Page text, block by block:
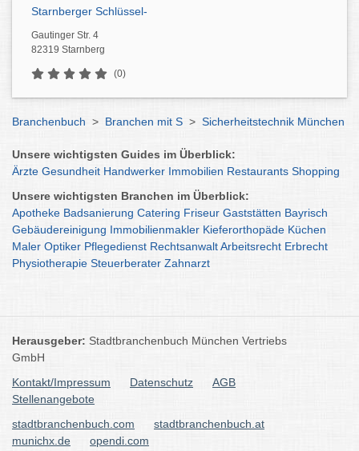
Starnberger Schlüssel-
Gautinger Str. 4
82319 Starnberg
(0)
Branchenbuch > Branchen mit S > Sicherheitstechnik München
Unsere wichtigsten Guides im Überblick:
Ärzte Gesundheit Handwerker Immobilien Restaurants Shopping
Unsere wichtigsten Branchen im Überblick:
Apotheke Badsanierung Catering Friseur Gaststätten Bayrisch
Gebäudereinigung Immobilienmakler Kieferorthopäde Küchen
Maler Optiker Pflegedienst RechtsanwaltArbeitsrecht Erbrecht
Physiotherapie Steuerberater Zahnarzt
Herausgeber: Stadtbranchenbuch München Vertriebs
GmbH
Kontakt/Impressum
Datenschutz
AGB
Stellenangebote
stadtbranchenbuch.com
stadtbranchenbuch.at
munichx.de
opendi.com